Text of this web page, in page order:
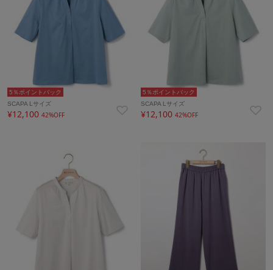
5％ポイントバック
SCAPA Lサイズ
¥12,100 42%OFF
5％ポイントバック
SCAPA Lサイズ
¥12,10042%OFF